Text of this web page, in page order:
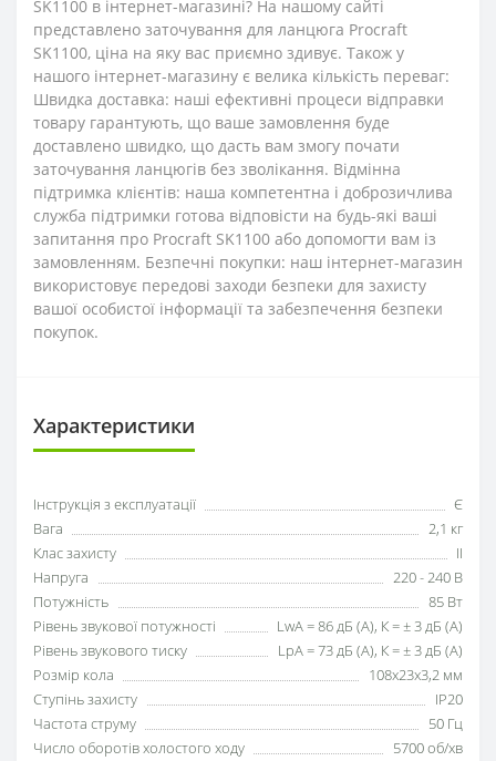
SK1100 в інтернет-магазині? На нашому сайті
представлено заточування для ланцюга Procraft
SK1100, ціна на яку вас приємно здивує. Також у
нашого інтернет-магазину є велика кількість переваг:
Швидка доставка: наші ефективні процеси відправки
товару гарантують, що ваше замовлення буде
доставлено швидко, що дасть вам змогу почати
заточування ланцюгів без зволікання. Відмінна
підтримка клієнтів: наша компетентна і доброзичлива
служба підтримки готова відповісти на будь-які ваші
запитання про Procraft SK1100 або допомогти вам із
замовленням. Безпечні покупки: наш інтернет-магазин
використовує передові заходи безпеки для захисту
вашої особистої інформації та забезпечення безпеки
покупок.
Характеристики
Інструкція з експлуатації
Є
Вага
2,1 кг
Клас захисту
II
Напруга
220 - 240 В
Потужність
85 Вт
Рівень звукової потужності
LwA = 86 дБ (А), К = ± 3 дБ (А)
Рівень звукового тиску
LpA = 73 дБ (А), К = ± 3 дБ (А)
Розмір кола
108х23х3,2 мм
Ступінь захисту
IP20
Частота струму
50 Гц
Число оборотів холостого ходу
5700 об/хв